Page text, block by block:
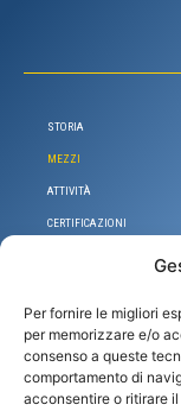
Per fornire le migliori
per memorizzare e/o
consenso a queste
comportamento di
acconsentire o ritirare
STORIA
MEZZI
ATTIVITÀ
CERTIFICAZIONI